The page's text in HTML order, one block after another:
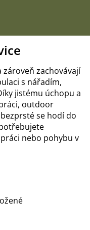
zároveň zachovávají
s nářadím,
jistému úchopu a
outdoor
se hodí do
nebo pohybu v